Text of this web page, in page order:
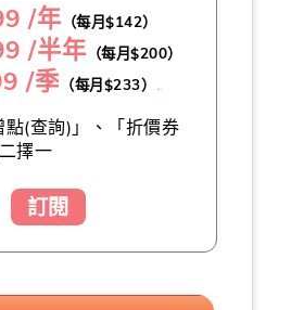
/年（每月$142）
/半年（每月$200）
/季 （每月$233）
(查詢)」、「折價券
擇一
訂閱